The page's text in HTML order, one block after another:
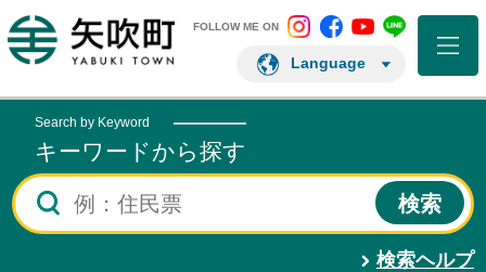
矢吹町ホームページ
FOLLOW ME ON 矢吹町 Instagram
矢吹町矢吹町矢吹町
Language
Search by Keyword
キーワードから探す
検索ヘルプ